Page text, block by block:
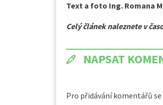
Text a foto Ing. Romana
Celý článek naleznete v
NAPSAT
Pro přidávání komentářů